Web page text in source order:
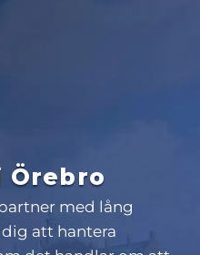
Örebro
med lång
att hantera